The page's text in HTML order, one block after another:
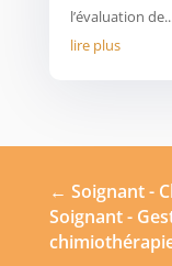
l’évaluation
lire plus
← Soignant -
Soignant -